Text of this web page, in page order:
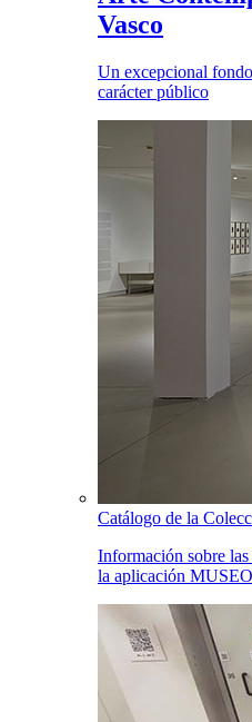
Vasco
Un excepcional
carácter público
Catálogo de la
Información sobre
la aplicación